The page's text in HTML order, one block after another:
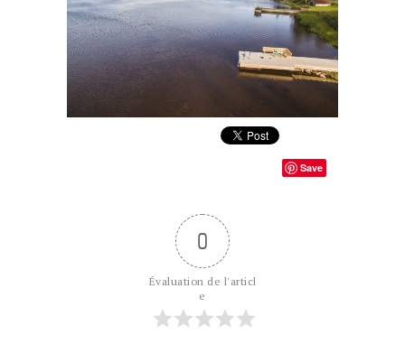
Save
0
Évaluation de l'articl
e